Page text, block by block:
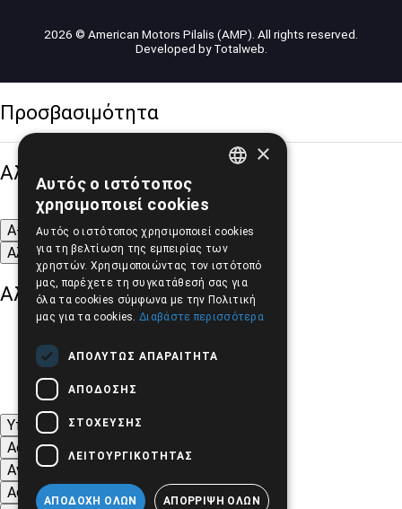
2026 © American Motors Pilalis (AMP). All rights reserved.
Developed byTotalweb
Προσβασιμότητα
Αλλαγή Μεγέθους
A- A+
A
Αλλαγή Γραμματοσειράς
Αλλαγή Χρώματος
Υπογράμμιση συνδέσμων
Ασπρόμαυρες Εικόνες
Αντίθεση Χρωμάτων και Εικόνων
Αφαίρεση κινούμενων εικόνων
×
Αυτός ο ιστότοπος
χρησιμοποιεί cookies
Αυτός ο ιστότοπος χρησιμοποιεί cookies
για τη βελτίωση της εμπειρίας των
χρηστών. Χρησιμοποιώντας τον ιστότοπό
μας, παρέχετε τη συγκατάθεσή σας για
όλα τα cookies σύμφωνα με την Πολιτική
μας για τα cookies. Διαβάστε περισσότερα
ΑΠΟΛΎΤΩΣ ΑΠΑΡΑΊΤΗΤΑ
ΑΠΌΔΟΣΗΣ
ΣΤΌΧΕΥΣΗΣ
ΛΕΙΤΟΥΡΓΙΚΌΤΗΤΑΣ
ΑΠΟΔΟΧΉ ΌΛΩΝ ΑΠΌΡΡΙΨΗ ΌΛΩΝ